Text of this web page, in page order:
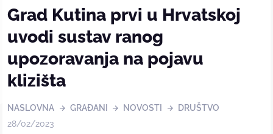
Grad Kutina prvi u Hrvatskoj
uvodi sustav ranog
upozoravanja na pojavu
klizišta
NASLOVNA GRAĐANI NOVOSTI
DRUŠTVO
28/02/2023